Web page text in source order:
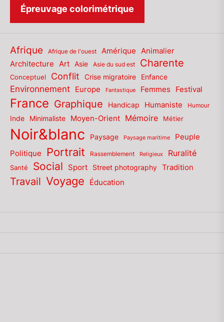
Épreuvage colorimétrique
Afrique Afrique de l'ouest Amérique Animalier
Architecture
Art Asie Asie du sud est Charente
Conceptuel Conflit Crise migratoire Enfance
Environnement Europe Fantastique Femmes Festival
France Graphique Handicap Humaniste Humour
Inde Minimaliste Moyen-Orient Mémoire Métier
Noir&blanc Paysage Paysage maritime Peuple
Politique Portrait Rassemblement Religieux Ruralité
Santé Social Sport Street photography Tradition
Travail Voyage Éducation